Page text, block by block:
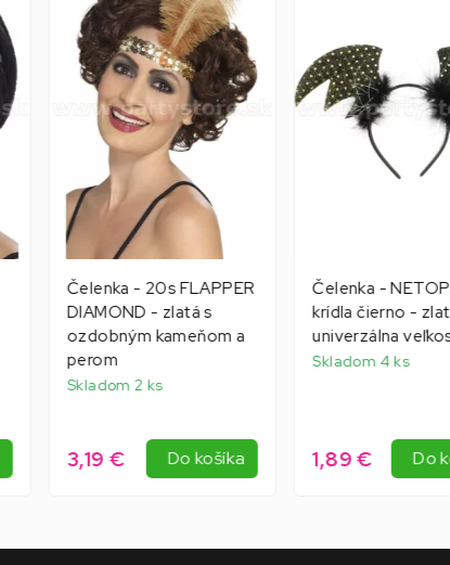
Čelenka - 20s FLAPPER
DIAMOND - zlatá s
ozdobným kameňom a
perom
Skladom 2 ks
3,19 € Do košíka
Čelenka -
krídla čierno -
univerzálna
Skladom 4 ks
1,89 € Do